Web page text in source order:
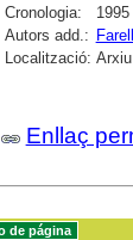
Cronologia:
1995
Autors add.:
Localització:
Enllaç